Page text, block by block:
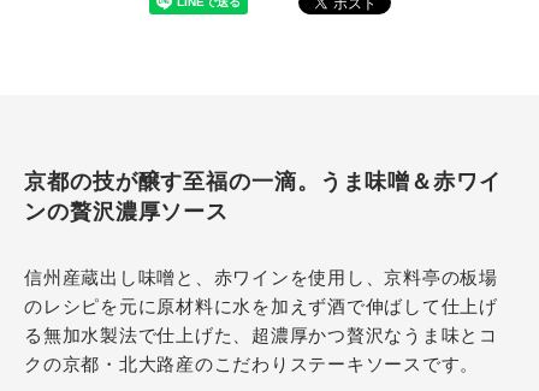
京都の技が醸す至福の一滴。うま味噌＆赤ワイ
ンの贅沢濃厚ソース
信州産蔵出し味噌と、赤ワインを使用し、京料亭の板場
のレシピを元に原材料に水を加えず酒で伸ばして仕上げ
る無加水製法で仕上げた、超濃厚かつ贅沢なうま味とコ
クの京都・北大路産のこだわりステーキソースです。